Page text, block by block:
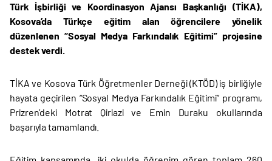
Türk İşbirliği ve Koordinasyon Ajansı Başkanlığı (TİKA),
Kosova’da Türkçe eğitim alan öğrencilere yönelik
düzenlenen “Sosyal Medya Farkındalık Eğitimi” projesine
destek verdi.
TİKA ve Kosova Türk Öğretmenler Derneği (KTÖD) iş birliğiyle
hayata geçirilen “Sosyal Medya Farkındalık Eğitimi” programı,
Prizren’deki Motrat Qiriazi ve Emin Duraku okullarında
başarıyla tamamlandı.